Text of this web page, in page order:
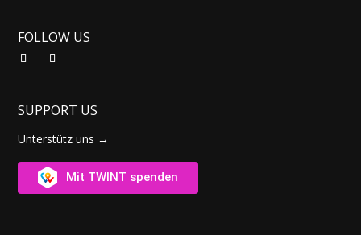
FOLLOW US
SUPPORT US
Unterstütz uns →
Mit TWINT spenden